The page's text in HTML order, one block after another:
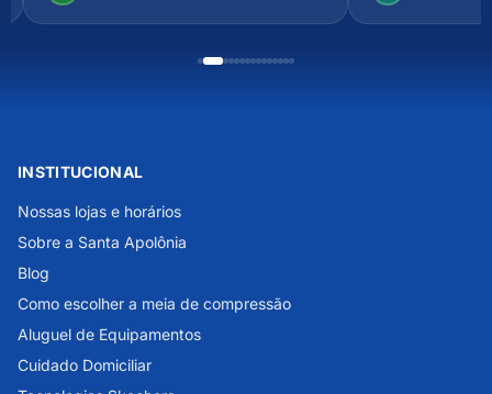
INSTITUCIONAL
Nossas lojas e horários
Sobre a Santa Apolônia
Blog
Como escolher a meia de compressão
Aluguel de Equipamentos
Cuidado Domiciliar